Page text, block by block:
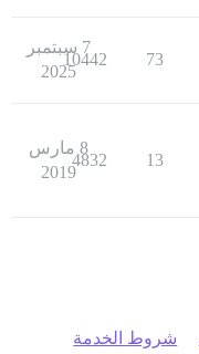
73
10442
7 سبتمبر
2025
13
4832
8 مارس
2019
شروط الخدمة